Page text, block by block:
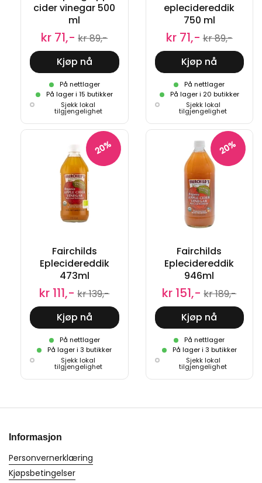
cider vinegar 500
ml
kr 71,- kr 89,-
Kjøp nå
På nettlager
På lager i 15 butikker
Sjekk lokal
tilgjengelighet
eplecidereddik
750 ml
kr 71,- kr 89,-
Kjøp nå
På nettlager
På lager i 20 butikker
Sjekk lokal
tilgjengelighet
20%
Fairchilds
Eplecidereddik
473ml
kr 111,- kr 139,-
Kjøp nå
På nettlager
På lager i 3 butikker
Sjekk lokal
tilgjengelighet
20%
Fairchilds
Eplecidereddik
946ml
kr 151,- kr 189,-
Kjøp nå
På nettlager
På lager i 3 butikker
Sjekk lokal
tilgjengelighet
Informasjon
Personvernerklæring
Kjøpsbetingelser